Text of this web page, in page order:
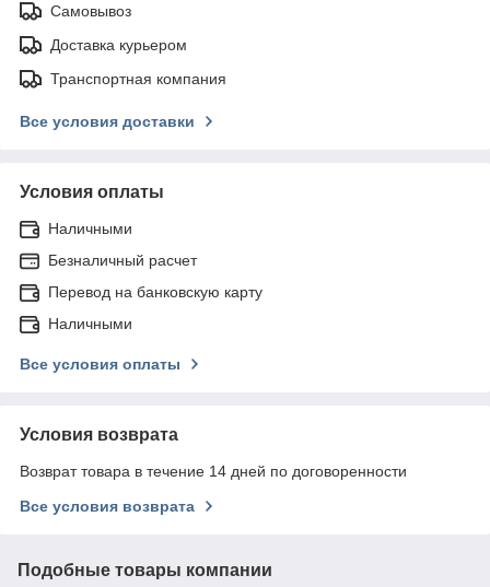
Самовывоз
Доставка курьером
Транспортная компания
Все условия доставки
Условия оплаты
Наличными
Безналичный расчет
Перевод на банковскую карту
Наличными
Все условия оплаты
Условия возврата
Возврат товара в течение 14 дней по договоренности
Все условия возврата
Подобные товары компании